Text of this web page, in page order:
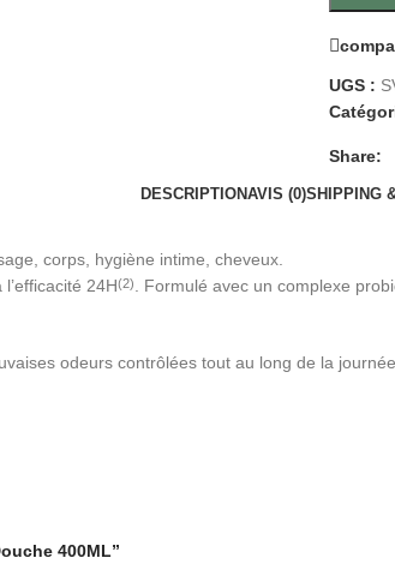
UGS :
Share:
DESCRIPTIONAVIS (0)SHIPPING
corps, hygiène intime, cheveux.
24H(2)
. Formulé avec un complexe
odeurs contrôlées tout au long de la journée.
400ML”